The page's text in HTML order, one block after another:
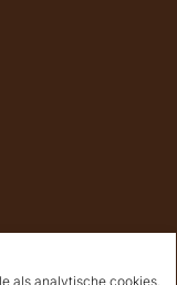
als analytische cookies.